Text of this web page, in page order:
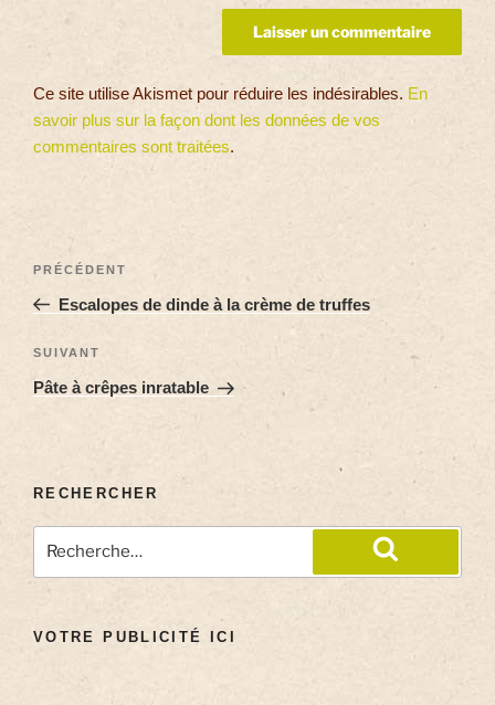
Ce site utilise Akismet pour réduire les indésirables. En
savoir plus sur la façon dont les données de vos
commentaires sont traitées.
PRÉCÉDENT
Escalopes de dinde à la crème de truffes
SUIVANT
Pâte à crêpes inratable
RECHERCHER
VOTRE PUBLICITÉ ICI